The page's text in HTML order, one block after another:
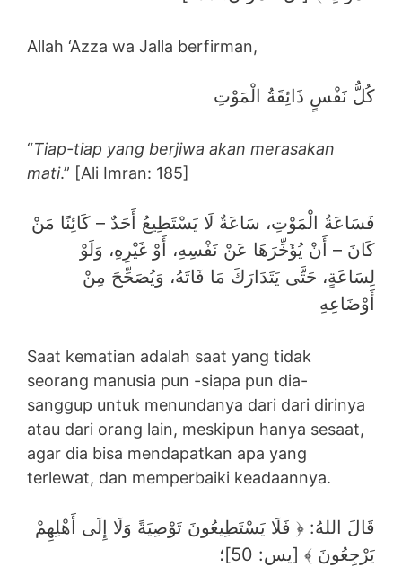
Allah ‘Azza wa Jalla berfirman,
كُلُّ نَفْسٍ ذَائِقَةُ الْمَوْتِ
“Tiap-tiap yang berjiwa akan merasakan
mati.” [Ali Imran: 185]
فَسَاعَةُ الْمَوْتِ، سَاعَةٌ لَا يَسْتَطِيعُ أَحَدٌ – كَائِنًا مَنْ
كَانَ – أَنْ يُؤَخِّرَهَا عَنْ نَفْسِهِ، أَوْ غَيْرِهِ، وَلَوْ
لِسَاعَةٍ، حَتَّى يَتَدَارَكَ مَا فَاتَهُ، وَيُصَحِّحَ مِنْ
أَوْضَاعِهِ
Saat kematian adalah saat yang tidak
seorang manusia pun -siapa pun dia-
sanggup untuk menundanya dari dari dirinya
atau dari orang lain, meskipun hanya sesaat,
agar dia bisa mendapatkan apa yang
terlewat, dan memperbaiki keadaannya.
قَالَ اللهُ: ﴿ فَلَا يَسْتَطِيعُونَ تَوْصِيَةً وَلَا إِلَى أَهْلِهِمْ
يَرْجِعُونَ ﴾ [يس: 50]؛